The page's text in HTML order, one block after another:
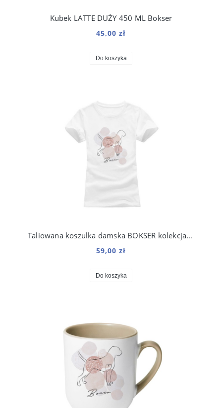
Kubek LATTE DUŻY 450 ML Bokser
45,00 zł
Do koszyka
Taliowana koszulka damska BOKSER kolekcja Boho
59,00 zł
Do koszyka